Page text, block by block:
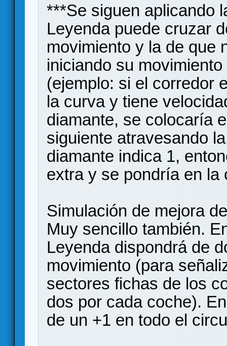
***Se siguen aplicando
Leyenda puede cruzar
movimiento y la de que
iniciando su
(ejemplo: si el corredor
la curva y tiene
diamante, se colocaría
siguiente atravesando
diamante indica 1,
extra y se pondría en la
Simulación de mejora
Muy sencillo también.
Leyenda dispondrá de
movimiento (para
sectores fichas de los
dos por cada coche).
de un +1 en todo el